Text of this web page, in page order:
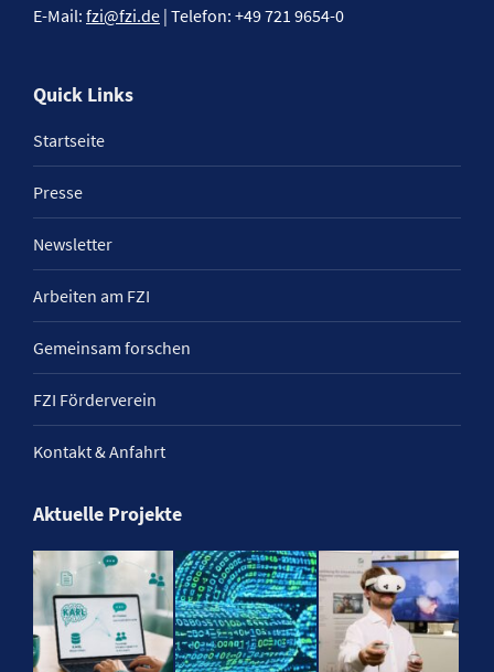
E-Mail: fzi@fzi.de | Telefon: +49 721 9654-0
Quick Links
Startseite
Presse
Newsletter
Arbeiten am FZI
Gemeinsam forschen
FZI Förderverein
Kontakt & Anfahrt
Aktuelle Projekte